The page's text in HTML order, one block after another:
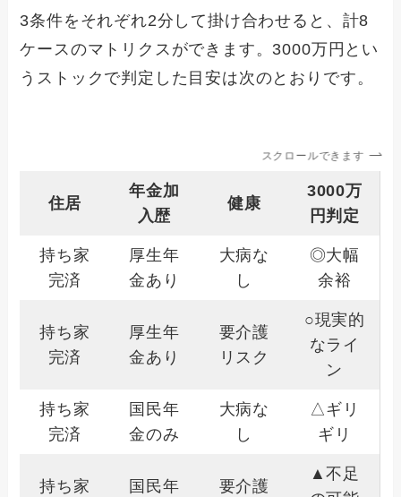
3条件をそれぞれ2分して掛け合わせると、計8
ケースのマトリクスができます。3000万円とい
うストックで判定した目安は次のとおりです。
スクロールできます
住居
年金加
入歴
健康
3000万
円判定
持ち家
完済
厚生年
金あり
大病な
し
◎大幅
余裕
持ち家
完済
厚生年
金あり
要介護
リスク
○現実的
なライ
ン
持ち家
完済
国民年
金のみ
大病な
し
△ギリ
ギリ
持ち家
国民年
要介護
▲不足